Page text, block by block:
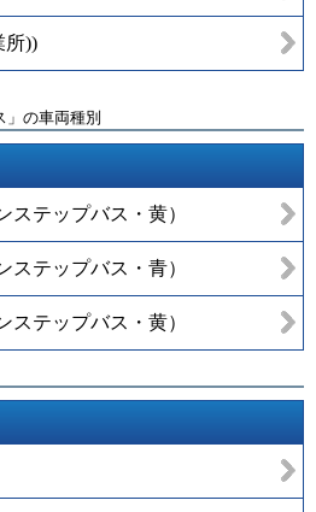
所))
」の車両種別
ステップバス・黄）
ステップバス・青）
ステップバス・黄）